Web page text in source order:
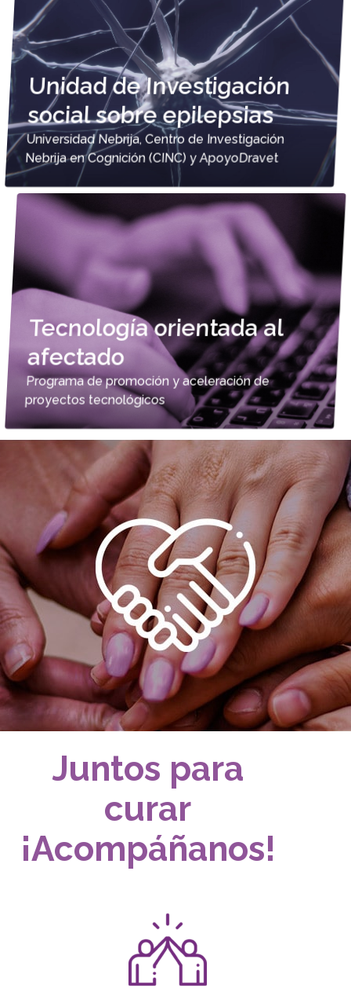
Unidad de Investigación
social sobre epilepsias
Universidad Nebrija, Centro de Investigación
Nebrija en Cognición (CINC) y ApoyoDravet
Tecnología orientada al
afectado
Programa de promoción y aceleración de
proyectos tecnológicos
Juntos para
curar
¡Acompáñanos!